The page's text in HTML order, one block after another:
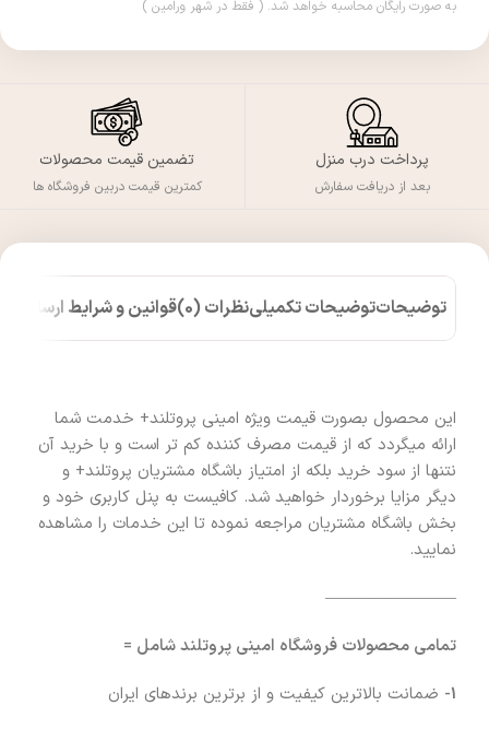
به صورت رایگان محاسبه خواهد شد. ( فقط در شهر ورامین )
پرداخت درب منزل
بعد از دریافت سفارش
تضمین قیمت محصولات
کمترین قیمت دربین فروشگاه ها
توضیحاتتوضیحات تکمیلینظرات (0) قوانین و شرایط ارسال
این محصول بصورت قیمت ویژه امینی پروتلند+ خدمت شما
ارائه میگردد که از قیمت مصرف کننده کم تر است و با خرید آن
نتنها از سود خرید بلکه از امتیاز باشگاه مشتریان پروتلند+ و
دیگر مزایا برخوردار خواهید شد. کافیست به پنل کاربری خود و
بخش باشگاه مشتریان مراجعه نموده تا این خدمات را مشاهده
نمایید.
————————
تمامی محصولات فروشگاه امینی پروتلند شامل =
1- ضمانت بالاترین کیفیت و از برترین برندهای ایران